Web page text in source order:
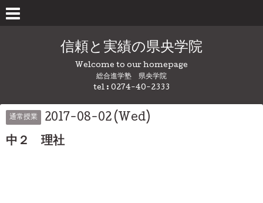
信頼と実績の県央学院
Welcome to our homepage
総合進学塾 県央学院
tel : 0274-40-2333
通常授業 2017-08-02 (Wed)
中２ 理社